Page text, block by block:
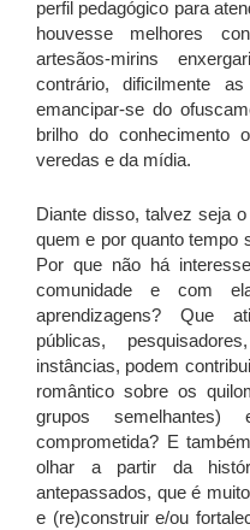
perfil pedagógico para
houvesse melhores
artesãos-mirins
contrário, dificilmente
emancipar-se do
brilho do conhecimento
veredas e da mídia.
Diante disso, talvez seja
quem e por quanto tempo
Por que não há
comunidade e com
aprendizagens? Que
públicas,
instâncias, podem
romântico sobre os
grupos
comprometida? E
olhar a partir da
antepassados, que é
e (re)construir e/ou